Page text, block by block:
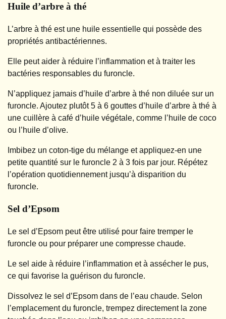
Huile d’arbre à thé
L’arbre à thé est une huile essentielle qui possède des
propriétés antibactériennes.
Elle peut aider à réduire l’inflammation et à traiter les
bactéries responsables du furoncle.
N’appliquez jamais d’huile d’arbre à thé non diluée sur un
furoncle. Ajoutez plutôt 5 à 6 gouttes d’huile d’arbre à thé à
une cuillère à café d’huile végétale, comme l’huile de coco
ou l’huile d’olive.
Imbibez un coton-tige du mélange et appliquez-en une
petite quantité sur le furoncle 2 à 3 fois par jour. Répétez
l’opération quotidiennement jusqu’à disparition du
furoncle.
Sel d’Epsom
Le sel d’Epsom peut être utilisé pour faire tremper le
furoncle ou pour préparer une compresse chaude.
Le sel aide à réduire l’inflammation et à assécher le pus,
ce qui favorise la guérison du furoncle.
Dissolvez le sel d’Epsom dans de l’eau chaude. Selon
l’emplacement du furoncle, trempez directement la zone